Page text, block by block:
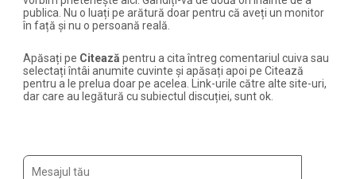
publica. Nu o luați pe arătură doar pentru că aveți un monitor
în față și nu o persoană reală.
Apăsați pe Citează pentru a cita întreg comentariul cuiva sau
selectați întâi anumite cuvinte și apăsați apoi pe Citează
pentru a le prelua doar pe acelea. Link-urile către alte site-uri,
dar care au legătură cu subiectul discuției, sunt ok.